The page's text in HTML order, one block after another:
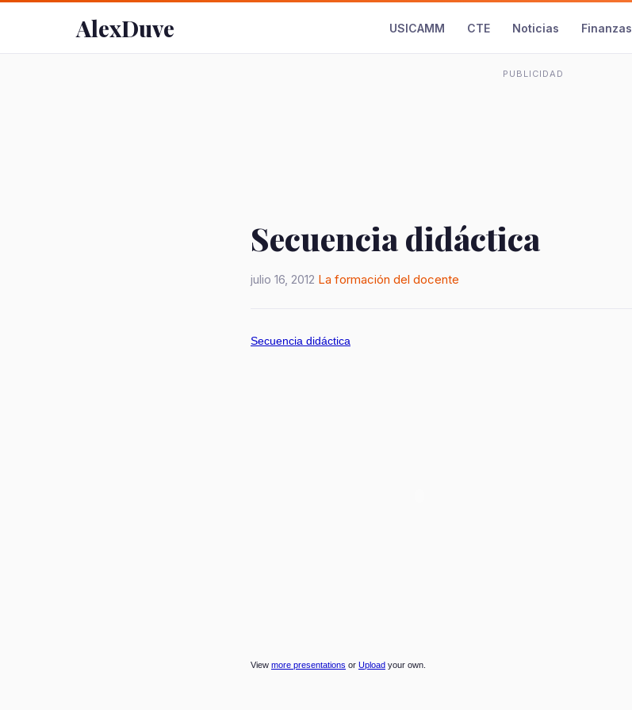
AlexDuve USICAMM CTE Noticias Finanzas
PUBLICIDAD
Secuencia didáctica
julio 16, 2012 La formación del docente
Secuencia didáctica
View more presentations or Upload your own.